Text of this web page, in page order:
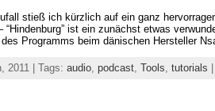
stieß ich kürzlich auf ein ganz
“Hindenburg” ist ein zunächst etwas
Programms beim dänischen Hersteller
2011 | Tags: audio, podcast, Tools, tutorials